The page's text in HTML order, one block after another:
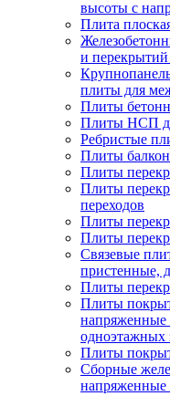
высоты с
Плита
и
плиты для
Плиты
Плиты НСП
Ребристые
Плиты
Плиты
Плиты
переходов
Плиты
Плиты
Связевые
пристенные,
Плиты
Плиты
напряженные
одноэтажных
Плиты
Сборные
напряженные